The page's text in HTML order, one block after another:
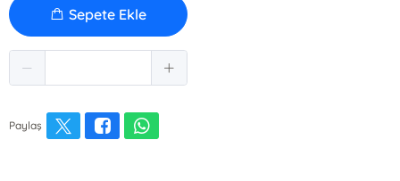
Sepete Ekle
Paylaş